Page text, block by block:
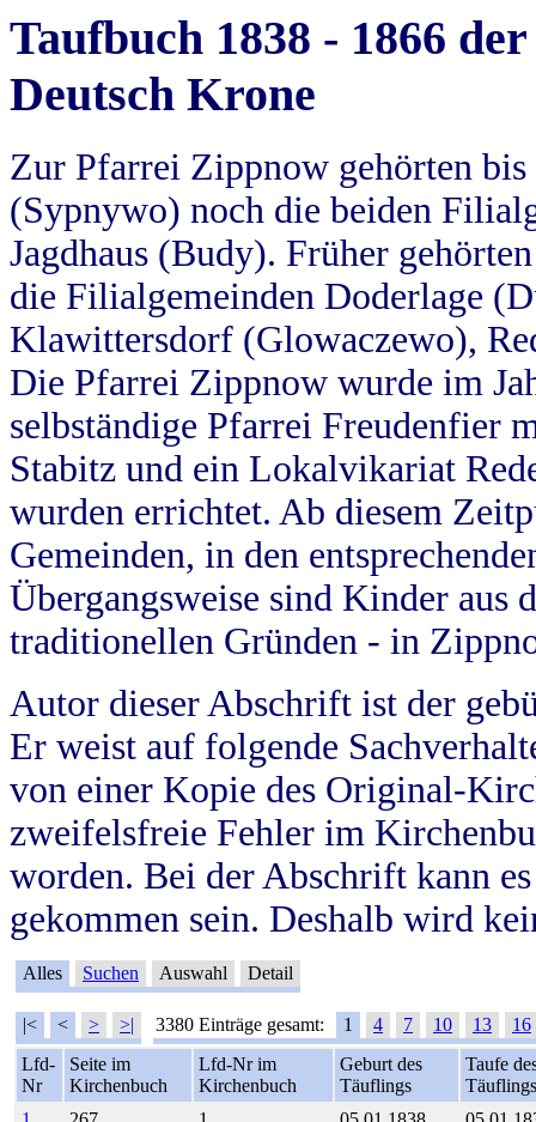
Taufbuch 1838 - 1866
Deutsch Krone
Zur Pfarrei Zippnow gehörten
(Sypnywo) noch die beiden
Jagdhaus (Budy). Früher
die Filialgemeinden Doderlage
Klawittersdorf (Glowaczewo),
Die Pfarrei Zippnow wurde im
selbständige Pfarrei Freudenfier
Stabitz und ein Lokalvikariat
wurden errichtet. Ab diesem
Gemeinden, in den
Übergangsweise sind Kinder aus
traditionellen Gründen - in
Autor dieser Abschrift ist der
Er weist auf folgende
von einer Kopie des Original-
zweifelsfreie Fehler im
worden. Bei der Abschrift kann
gekommen sein. Deshalb wird
Alles Suchen Auswahl Detail
|< < > >| 3380 Einträge gesamt: 1 4 7 10 13
16
Lfd-
Nr
Seite im
Kirchenbuch
Lfd-Nr im
Kirchenbuch
Geburt des
Täuflings
Taufe
Täuflings